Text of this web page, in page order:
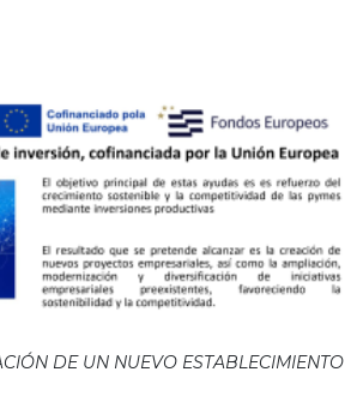
DE UN NUEVO ESTABLECIMIENTO